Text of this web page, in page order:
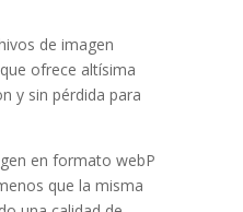
de imagen
ofrece altísima
y sin pérdida para
en formato webP
que la misma